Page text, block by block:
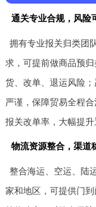
通关专业合规，风险
拥有专业报关归类团
求，可提前做商品预
货、改单、退运风险
严谨，保障贸易全程
报关改单率，大幅提升
物流资源整合，渠道
整合海运、空运、陆
家和地区，可提供门